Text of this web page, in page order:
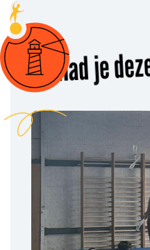
Had je